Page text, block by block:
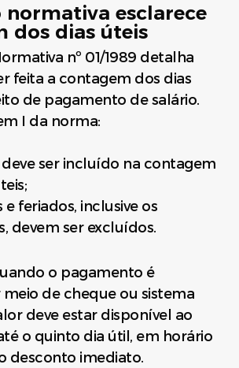
normativa esclarece
dos dias úteis
nº 01/1989 detalha
feita a contagem dos dias
de pagamento de salário.
I da norma:
ser incluído na contagem
e feriados, inclusive os
devem ser excluídos.
o pagamento é
de cheque ou sistema
deve estar disponível ao
o quinto dia útil, em horário
desconto imediato.